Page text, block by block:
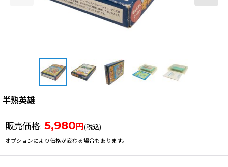
半熟英雄
販売価格: 5,980 円 (税込)
オプションにより価格が変わる場合もあります。